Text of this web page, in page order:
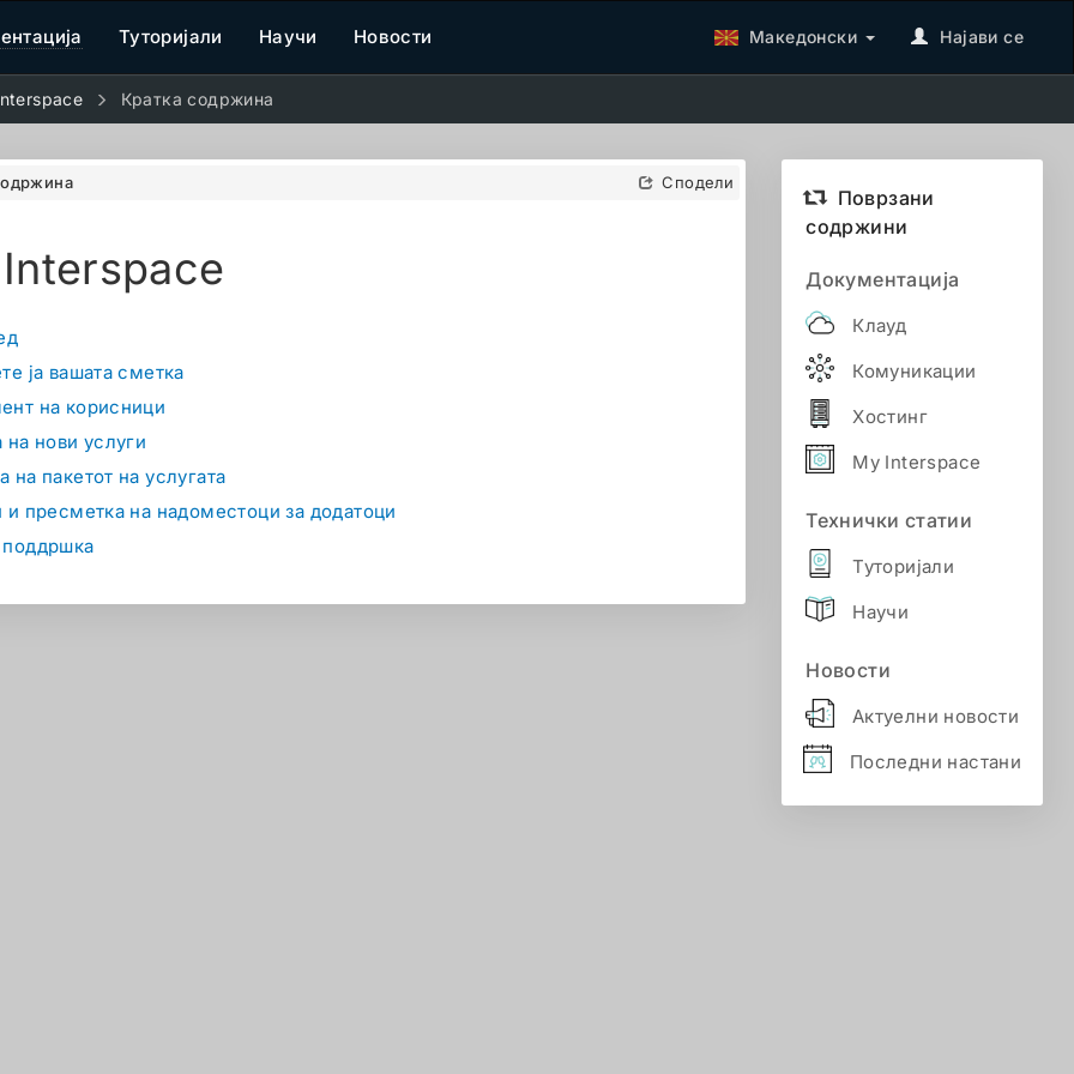
Туторијали Научи Новости Македонски Најави се
Кратка содржина
Сподели
ја вашата сметка
на корисници
на нови услуги
на пакетот на услугата
и пресметка на надоместоци за додатоци
Поврзани
содржини
Документација
Клауд
Комуникации
Хостинг
My Interspace
Технички статии
Туторијали
Научи
Новости
Актуелни новости
Последни настани